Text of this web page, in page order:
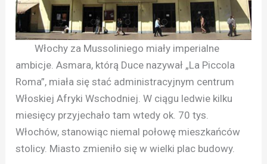
Włochy za Mussoliniego miały imperialne
ambicje. Asmara, którą Duce nazywał „La Piccola
Roma”, miała się stać administracyjnym centrum
Włoskiej Afryki Wschodniej. W ciągu ledwie kilku
miesięcy przyjechało tam wtedy ok. 70 tys.
Włochów, stanowiąc niemal połowę mieszkańców
stolicy. Miasto zmieniło się w wielki plac budowy.